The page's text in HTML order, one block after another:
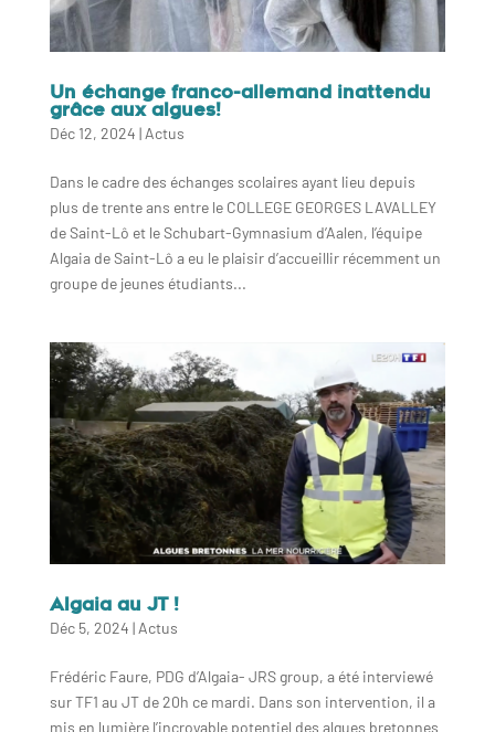
Un échange franco-allemand inattendu
grâce aux algues!
Déc 12, 2024 | Actus
Dans le cadre des échanges scolaires ayant lieu depuis
plus de trente ans entre le COLLEGE GEORGES LAVALLEY
de Saint-Lô et le Schubart-Gymnasium d’Aalen, l’équipe
Algaia de Saint-Lô a eu le plaisir d’accueillir récemment un
groupe de jeunes étudiants...
Algaia au JT !
Déc 5, 2024 | Actus
Frédéric Faure, PDG d’Algaia- JRS group, a été interviewé
sur TF1 au JT de 20h ce mardi. Dans son intervention, il a
mis en lumière l’incroyable potentiel des algues bretonnes